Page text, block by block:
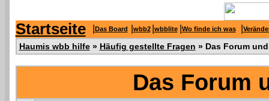
Startseite Das Board wbb2 wbblite Wo finde ich was
Haumis wbb hilfe» Häufig gestellte Fragen » Das Forum
Das Forum